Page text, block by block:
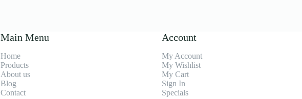
Main Menu
Home
Products
About us
Blog
Contact
Account
My Account
My Wishlist
My Cart
Sign In
Specials